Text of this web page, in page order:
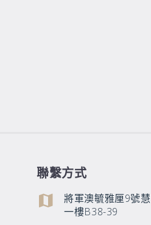
聯繫方式
將軍澳毓雅厘9號
一樓B38-39